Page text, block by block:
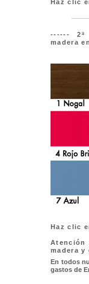
Haz clic
------
madera
Haz clic
Atención
madera
En todos
gastos de